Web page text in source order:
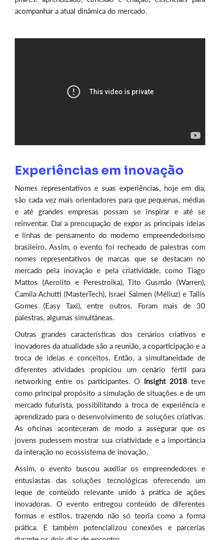
acompanhar a atual dinâmica do mercado.
Experiências em inovação
Nomes representativos e suas experiências, hoje em dia,
são cada vez mais orientadores para que pequenas, médias
e até grandes empresas possam se inspirar e até se
reinventar. Daí a preocupação de expor as principais ideias
e linhas de pensamento do moderno empreendedorismo
brasileiro. Assim, o evento foi recheado de palestras com
nomes representativos de marcas que se destacam no
mercado pela inovação e pela criatividade, como Tiago
Mattos (Aerolito e Perestroika), Tito Gusmão (Warren),
Camila Achutti (MasterTech), Israel Salmen (Méliuz) e Tallis
Gomes (Easy Taxi), entre outros. Foram mais de 30
palestras, algumas simultâneas.
Outras grandes características dos cenários criativos e
inovadores da atualidade são a reunião, a coparticipação e a
troca de ideias e conceitos. Então, a simultaneidade de
diferentes atividades propiciou um cenário fértil para
networking entre os participantes. O Insight 2018 teve
como principal propósito a simulação de situações e de um
mercado futurista, possibilitando a troca de experiência e
aprendizado para o desenvolvimento de soluções criativas.
As oficinas aconteceram de modo a assegurar que os
jovens pudessem mostrar sua criatividade e a importância
da interação no ecossistema de inovação.
Assim, o evento buscou auxiliar os empreendedores e
entusiastas das soluções tecnológicas oferecendo um
leque de conteúdo relevante unido à prática de ações
inovadoras. O evento entregou conteúdo de diferentes
formas e estilos, trazendo não só teoria como a forma
prática. E também potencializou conexões e parcerias